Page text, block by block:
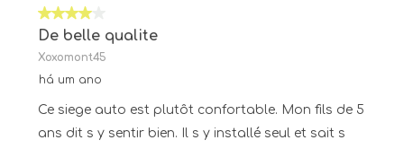
4 em 5 estrelas.
De belle qualite
Xoxomont45
há um ano
Ce siege auto est plutôt confortable. Mon fils de 5
ans dit s y sentir bien. Il s y installé seul et sait s